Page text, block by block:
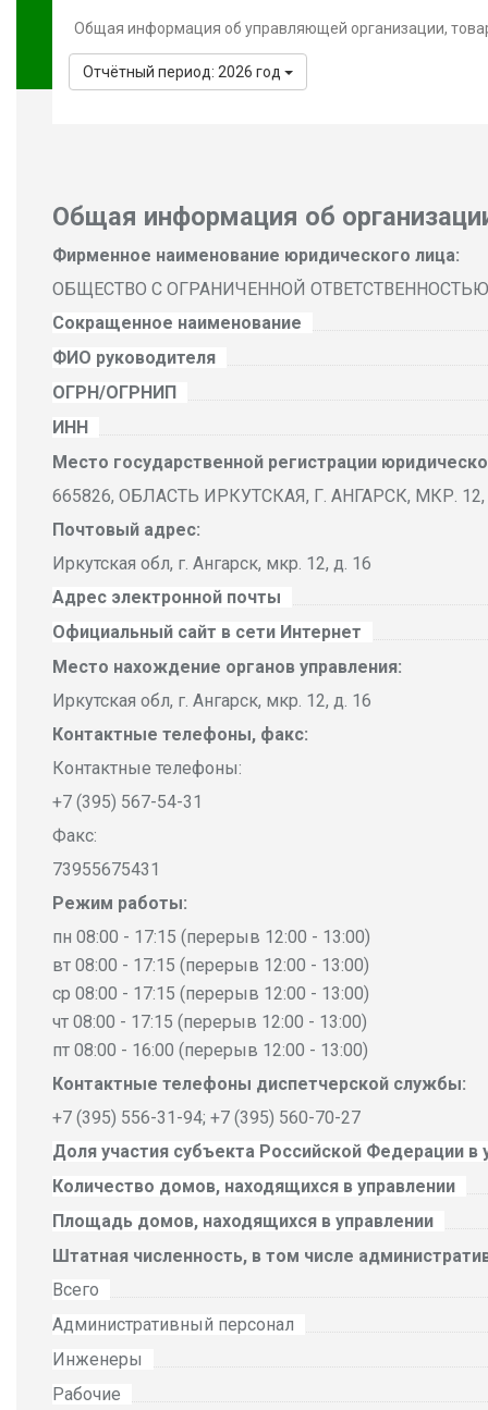
Общая информация об управляющей организации,
Отчётный период: 2026 год
Общая информация об
Фирменное наименование юридического лица:
ОБЩЕСТВО С ОГРАНИЧЕННОЙ
Сокращенное наименование
ФИО руководителя
ОГРН/ОГРНИП
ИНН
Место государственной регистрации
665826, ОБЛАСТЬ ИРКУТСКАЯ, Г. АНГАРСК, МКР. 12,
Почтовый адрес:
Иркутская обл, г. Ангарск, мкр. 12, д. 16
Адрес электронной почты
Официальный сайт в сети Интернет
Место нахождение органов управления:
Иркутская обл, г. Ангарск, мкр. 12, д. 16
Контактные телефоны, факс:
Контактные телефоны:
+7 (395) 567-54-31
Факс:
73955675431
Режим работы:
пн 08:00 - 17:15 (перерыв 12:00 - 13:00)
вт 08:00 - 17:15 (перерыв 12:00 - 13:00)
ср 08:00 - 17:15 (перерыв 12:00 - 13:00)
чт 08:00 - 17:15 (перерыв 12:00 - 13:00)
пт 08:00 - 16:00 (перерыв 12:00 - 13:00)
Контактные телефоны диспетчерской службы:
+7 (395) 556-31-94; +7 (395) 560-70-27
Доля участия субъекта Российской Федерации в
Количество домов, находящихся в управлении
Площадь домов, находящихся в управлении
Штатная численность, в том числе
Всего
Административный персонал
Инженеры
Рабочие